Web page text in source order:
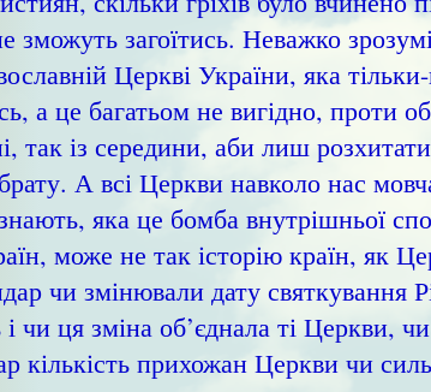
зможуть загоїтись. Неважко
Церкві України, яка
а це багатьом не вигідно, проти
так із середини, аби лиш
А всі Церкви навколо нас
яка це бомба внутрішньої
може не так історію країн, як
чи змінювали дату святкування
і чи ця зміна об’єднала ті Церкви,
кількість прихожан Церкви чи